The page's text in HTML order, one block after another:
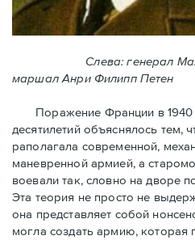
Слева: генерал
маршал Анри Филипп Петен
Поражение Франции в 1940
десятилетий объяснялось тем,
раполагала современной,
маневренной армией, а
воевали так, словно на дворе
Эта теория не просто не
она представляет собой
могла создать армию,